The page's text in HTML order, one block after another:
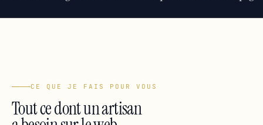
CE QUE JE FAIS POUR VOUS
Tout ce dont un artisan